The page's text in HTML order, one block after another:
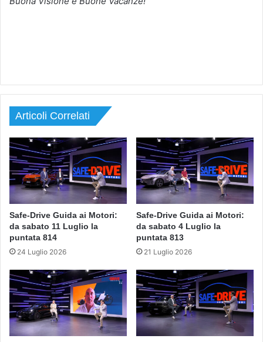
Articoli Correlati
Safe-Drive Guida ai Motori:
da sabato 11 Luglio la
puntata 814
24 Luglio 2026
Safe-Drive Guida ai Motori:
da sabato 4 Luglio la
puntata 813
21 Luglio 2026